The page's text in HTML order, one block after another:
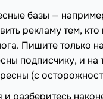
базы —
рекламу тем,
Пишите только
подписчику, и на
(с
разберитесь